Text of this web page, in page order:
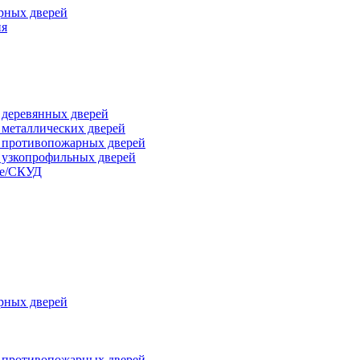
дверей
дверей
дверей
дверей
дверей
СКУД
дверей